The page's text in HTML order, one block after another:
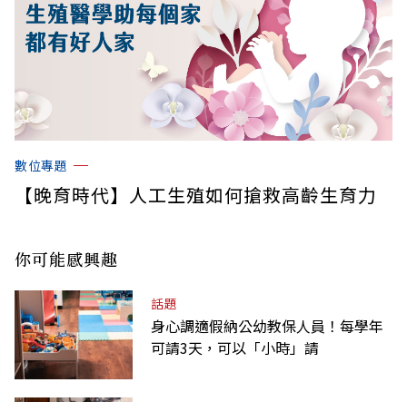
數位專題
【晚育時代】人工生殖如何搶救高齡生育力
你可能感興趣
話題
身心調適假納公幼教保人員！每學年
可請3天，可以「小時」請